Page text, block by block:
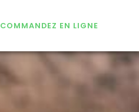
COMMANDEZ EN LIGNE